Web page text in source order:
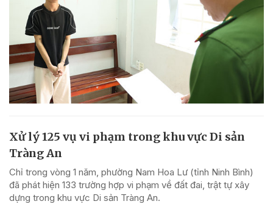
Xử lý 125 vụ vi phạm trong khu vực Di sản
Tràng An
Chỉ trong vòng 1 năm, phường Nam Hoa Lư (tỉnh Ninh Bình)
đã phát hiện 133 trường hợp vi phạm về đất đai, trật tự xây
dựng trong khu vực Di sản Tràng An.